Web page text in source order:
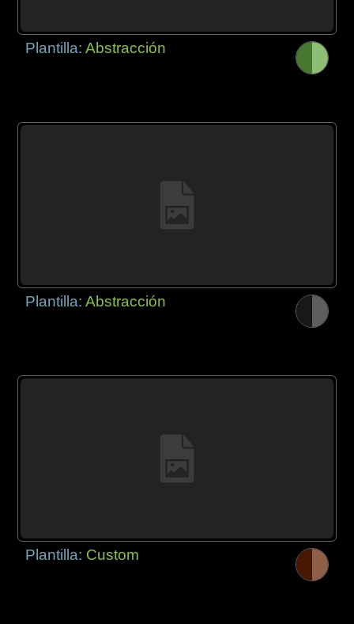
Plantilla:Abstracción
Plantilla:Abstracción
Plantilla: Custom